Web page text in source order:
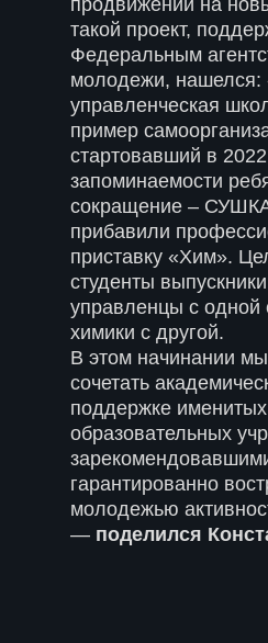
такой проект,
Федеральным
молодежи, нашелся:
управленческая
пример
стартовавший в
запоминаемости
сокращение –
прибавили
приставку «Хим».
студенты
управленцы с одной
химики с другой.
В этом начинании
сочетать
поддержке именитых
образовательных
гарантированно
молодежью
— поделился